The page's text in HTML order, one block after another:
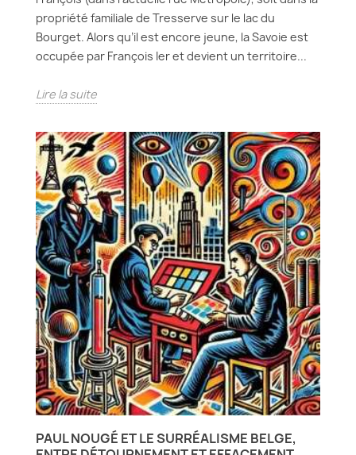
propriété familiale de Tresserve sur le lac du
Bourget. Alors qu’il est encore jeune, la Savoie est
occupée par François Ier et devient un territoire...
Lire la suite
PAUL NOUGÉ ET LE SURRÉALISME BELGE,